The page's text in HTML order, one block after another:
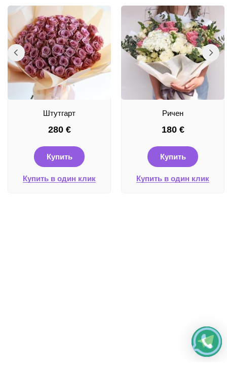
Штутгарт
280 €
Купить
Купить в один клик
Ричен
180 €
Купить
Купить в один клик